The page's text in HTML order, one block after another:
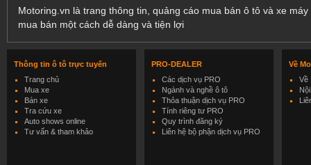
Motoring.vn là trang thông tin, quảng cáo mua bán ô tô và xe
mua bán một cách dễ dàng và tiện lợi
Thông tin ô tô trực tuyến
Trang chủ
Mua xe
Bán xe
Tra cứu xe
Auto shows online
Tư vấn & tham khảo
PRO-DEALER
Các dịch vụ PRO
Ngành và nghề ô tô
Thỏa thuận dịch vụ PRO
Tính riêng tư PRO
Quy trình đăng ký
Liên hệ bộ phận dịch vụ PRO
Về
Về